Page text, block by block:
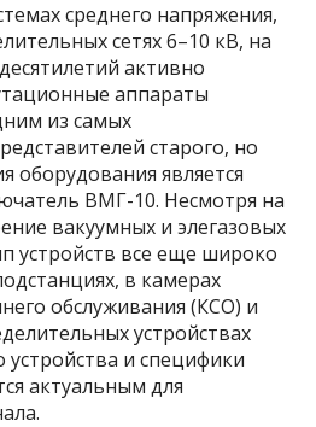
среднего напряжения,
сетях 6–10 кВ, на
активно
аппараты
из самых
старого, но
оборудования является
ВМГ-10. Несмотря на
вакуумных и элегазовых
устройств все еще широко
в камерах
обслуживания (КСО) и
устройствах
и специфики
актуальным для